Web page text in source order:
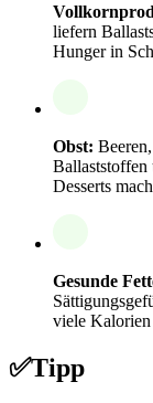
liefern
Hunger in
Obst:
Ballaststoffen
Desserts
Gesunde
viele
✅Tipp